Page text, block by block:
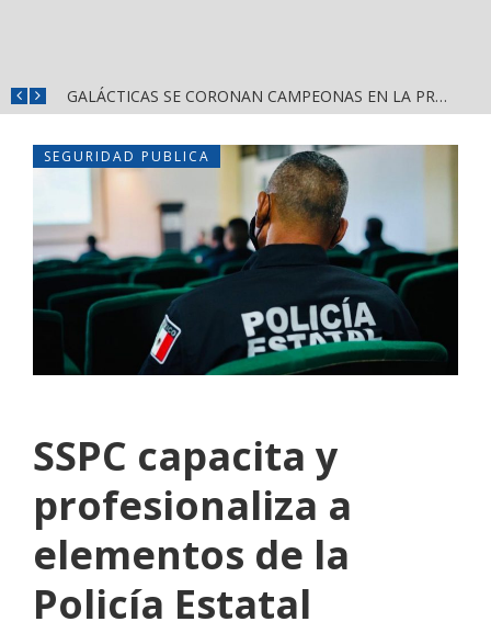
GALÁCTICAS SE CORONAN CAMPEONAS EN LA PRIMERA EDICIÓN DE CASCARITA BAHÍA FEMENIL
SEGURIDAD PUBLICA
SSPC capacita y
profesionaliza a
elementos de la
Policía Estatal